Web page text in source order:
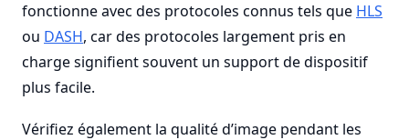
fonctionne avec des protocoles connus tels que HLS
ou DASH, car des protocoles largement pris en
charge signifient souvent un support de dispositif
plus facile.
Vérifiez également la qualité d’image pendant les